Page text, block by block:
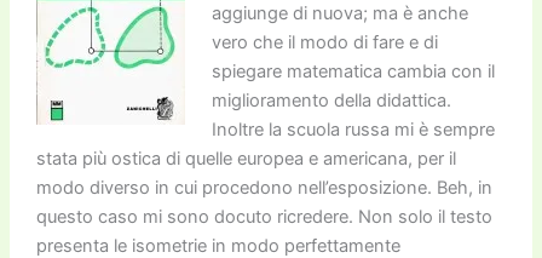
aggiunge di nuova; ma è anche
vero che il modo di fare e di
spiegare matematica cambia con il
miglioramento della didattica.
Inoltre la scuola russa mi è sempre
stata più ostica di quelle europea e americana, per il
modo diverso in cui procedono nell’esposizione. Beh, in
questo caso mi sono docuto ricredere. Non solo il testo
presenta le isometrie in modo perfettamente